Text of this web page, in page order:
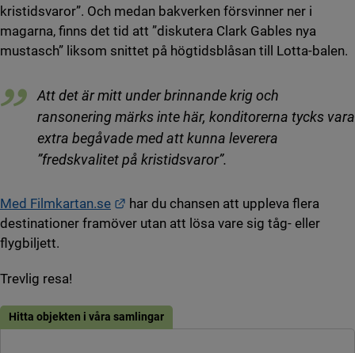
kristidsvaror”. Och medan bakverken försvinner ner i
magarna, finns det tid att ”diskutera Clark Gables nya
mustasch” liksom snittet på högtidsblåsan till Lotta-balen.
Att det är mitt under brinnande krig och
ransonering märks inte här, konditorerna tycks vara
extra begåvade med att kunna leverera
”fredskvalitet på kristidsvaror”.
Med Filmkartan.se Länk till annan webbplats.
har du chansen att uppleva flera
destinationer framöver utan att lösa vare sig tåg- eller
flygbiljett.
Trevlig resa!
Hitta objekten i våra samlingar